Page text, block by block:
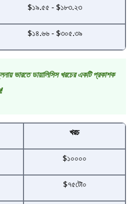
$১৯.৫৫ - $১৮৩.২৩
$১৪.৬৬ - $৩০৫.৩৯
ভারতে ডায়ালিসিস খরচের একটি প্রকাশক
খরচ
$১০০০০
$৭৫টো০